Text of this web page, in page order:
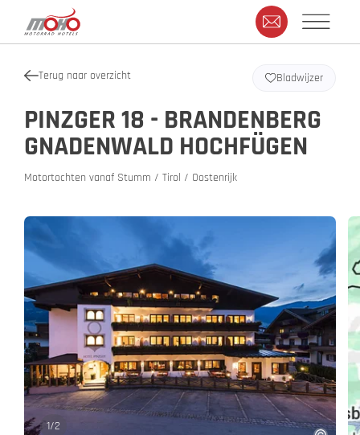
Terug naar overzicht
PINZGER 18 - BRANDENBERG
GNADENWALD HOCHFÜGEN
Motortochten vanaf Stumm / Tirol / Oostenrijk
Bladwijzer
1/2